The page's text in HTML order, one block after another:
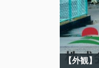
【外観】